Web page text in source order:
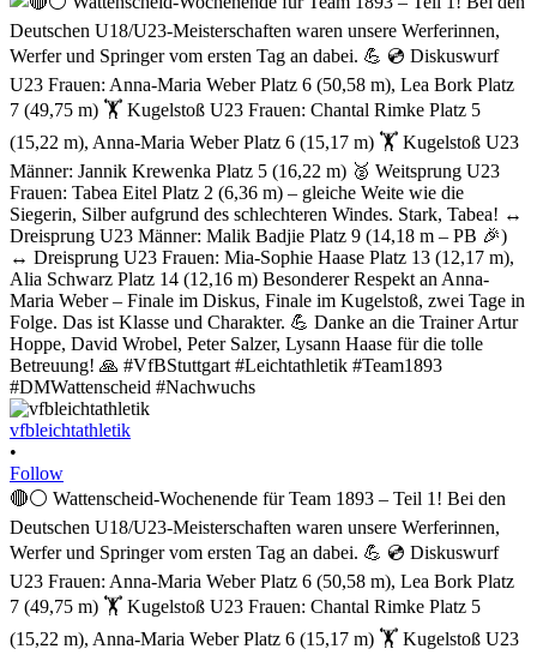
vfbleichtathletik
•
Follow
🔴⚪ Wattenscheid-Wochenende für Team 1893 – Teil 1! Bei den
Deutschen U18/U23-Meisterschaften waren unsere Werferinnen,
Werfer und Springer vom ersten Tag an dabei. 💪 💿 Diskuswurf
U23 Frauen: Anna-Maria Weber Platz 6 (50,58 m), Lea Bork Platz
7 (49,75 m) 🏋️ Kugelstoß U23 Frauen: Chantal Rimke Platz 5
(15,22 m), Anna-Maria Weber Platz 6 (15,17 m) 🏋️ Kugelstoß U23